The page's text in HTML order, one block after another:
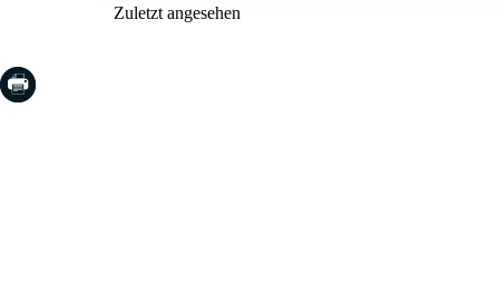
Zuletzt angesehen